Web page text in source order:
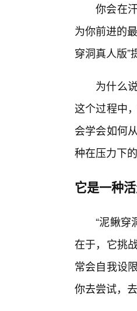
你会在
为你前进的
穿洞真人版”
为什么
这个过程中
会学会如何
种在压力下
它是一种
“泥鳅穿
在于，它挑
常会自我设
你去尝试，